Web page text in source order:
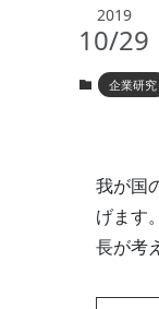
2019
10/29
企業研究
我が国
げます
長が考